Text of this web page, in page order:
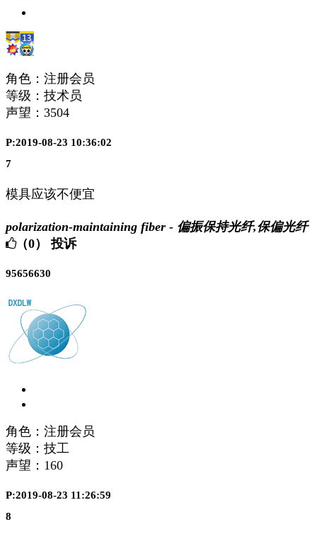
角色：注册会员
等级：技术员
声望： 3504
P:2019-08-23 10:36:02
7
模具应该不便宜
polarization-maintaining fiber - 偏振保持光纤,保偏光纤
（0）
投诉
95656630
角色：注册会员
等级：技工
声望： 160
P:2019-08-23 11:26:59
8